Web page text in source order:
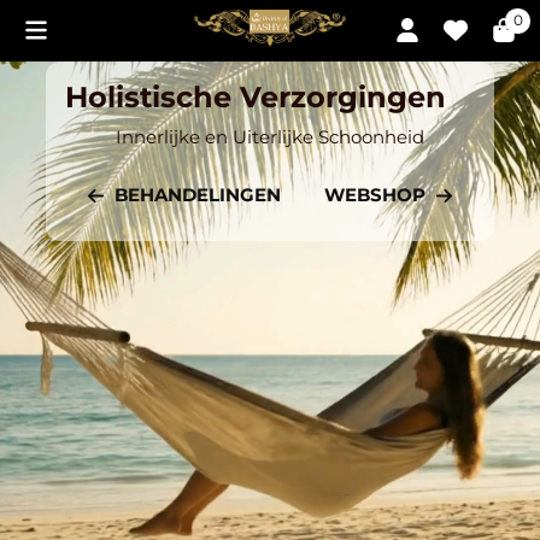
Cookievoorkeuren zijn momenteel gesloten. 0
Holistische Verzorgingen
Innerlijke en Uiterlijke Schoonheid
BEHANDELINGEN WEBSHOP